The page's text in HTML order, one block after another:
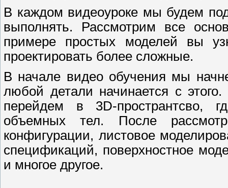
В каждом видеоуроке мы будем
выполнять. Рассмотрим все
примере простых моделей вы
проектировать более сложные.
В начале видео обучения мы
любой детали начинается с
перейдем в 3D-пространтсво,
объемных тел. После
конфигурации, листовое
спецификаций, поверхностное
и многое другое.